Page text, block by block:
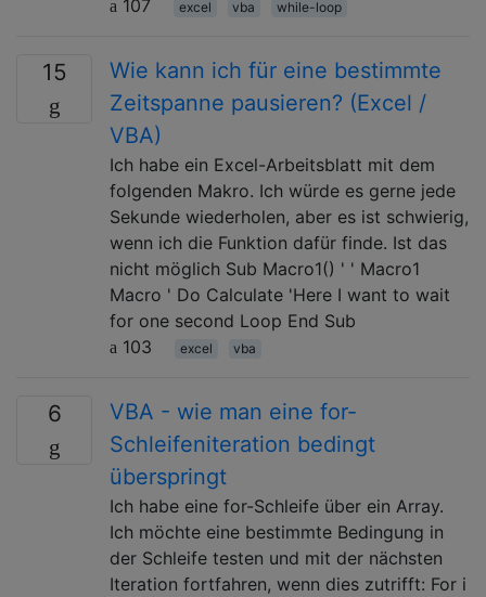
107 excel vba while-loop
15
Wie kann ich für eine bestimmte
Zeitspanne pausieren? (Excel /
VBA)
Ich habe ein Excel-Arbeitsblatt mit dem
folgenden Makro. Ich würde es gerne jede
Sekunde wiederholen, aber es ist schwierig,
wenn ich die Funktion dafür finde. Ist das
nicht möglich Sub Macro1() ' ' Macro1
Macro ' Do Calculate 'Here I want to wait
for one second Loop End Sub
103
excel vba
6
VBA - wie man eine for-
Schleifeniteration bedingt
überspringt
Ich habe eine for-Schleife über ein Array.
Ich möchte eine bestimmte Bedingung in
der Schleife testen und mit der nächsten
Iteration fortfahren, wenn dies zutrifft: For i